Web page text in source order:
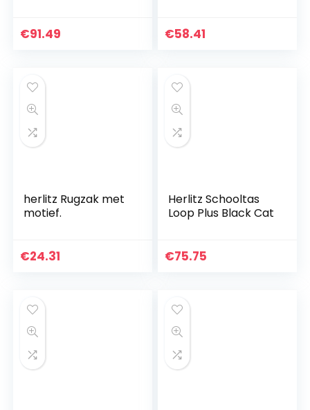
€91.49 €58.41
herlitz Rugzak met
motief.
€24.31
Herlitz Schooltas
Loop Plus Black Cat
€75.75